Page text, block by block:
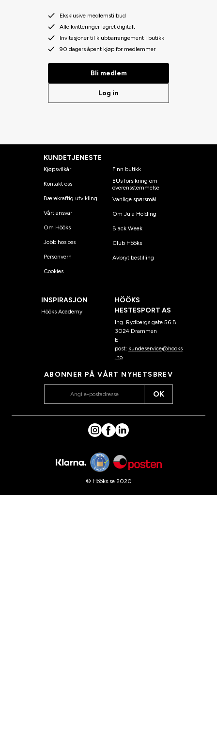
Eksklusive medlemstilbud
Alle kvitteringer lagret digitalt
Invitasjoner til klubbarrangement i butikk
90 dagers åpent kjøp for medlemmer
Bli medlem
Log in
KUNDETJENESTE
Kjøpsvilkår
Kontakt oss
Bærekraftig utvikling
Vårt ansvar
Om Hööks
Jobb hos oss
Personvern
Cookies
Finn butikk
EUs forsikring om
overensstemmelse
Vanlige spørsmål
Om Jula Holding
Black Week
Club Hööks
Avbryt bestilling
INSPIRASJON
Hööks Academy
HÖÖKS
HESTESPORT AS
Ing. Rydbergs gate 56 B
3024 Drammen
E-
post: kundeservice@hooks
.no
ABONNER PÅ VÅRT NYHETSBREV
OK
© Hööks.se 2020